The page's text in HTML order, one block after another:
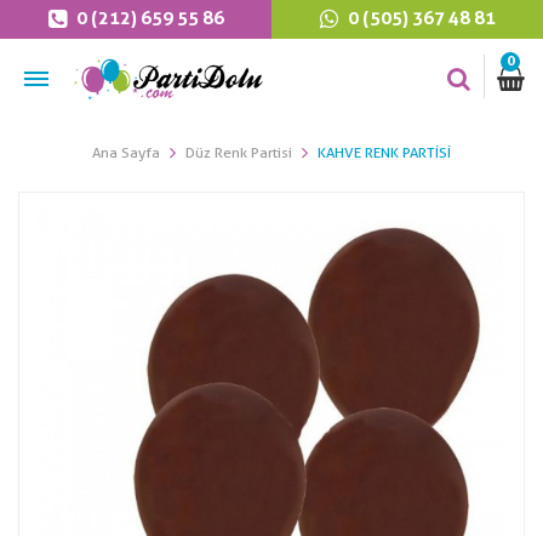
0 (212) 659 55 86 0 (505) 367 48 81
0
Ana Sayfa Düz Renk Partisi KAHVE RENK PARTISI